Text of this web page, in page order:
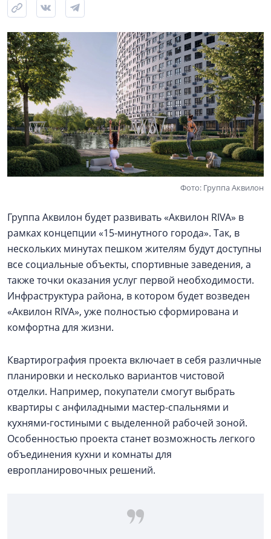
Фото: Группа Аквилон
Группа Аквилон будет развивать «Аквилон RIVA» в
рамках концепции «15-минутного города». Так, в
нескольких минутах пешком жителям будут доступны
все социальные объекты, спортивные заведения, а
также точки оказания услуг первой необходимости.
Инфраструктура района, в котором будет возведен
«Аквилон RIVA», уже полностью сформирована и
комфортна для жизни.
Квартирография проекта включает в себя различные
планировки и несколько вариантов чистовой
отделки. Например, покупатели смогут выбрать
квартиры с анфиладными мастер-спальнями и
кухнями-гостиными с выделенной рабочей зоной.
Особенностью проекта станет возможность легкого
объединения кухни и комнаты для
европланировочных решений.